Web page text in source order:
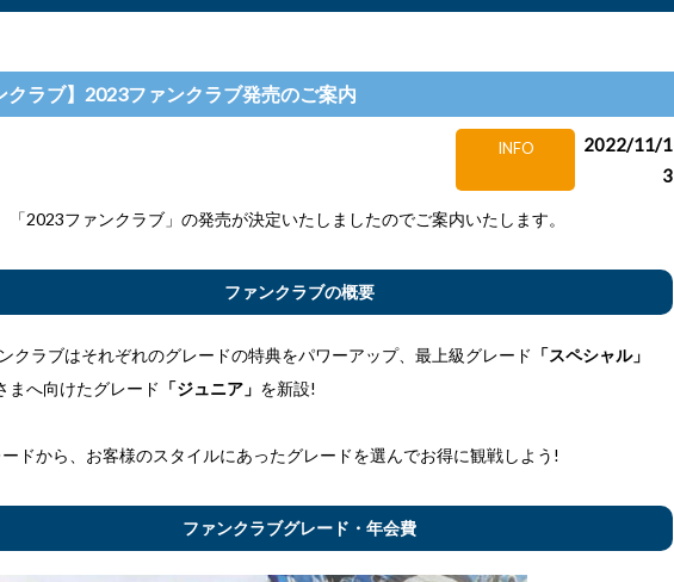
クラブ】2023ファンクラブ発売のご案内
INFO
2022/11/1
3
「2023ファンクラブ」の発売が決定いたしましたのでご案内いたします。
ファンクラブの概要
クラブはそれぞれのグレードの特典をパワーアップ、最上級グレード 「スペシャル」
まへ向けたグレード 「ジュニア」 を新設!
ドから、お客様のスタイルにあったグレードを選んでお得に観戦しよう!
ファンクラブグレード・年会費